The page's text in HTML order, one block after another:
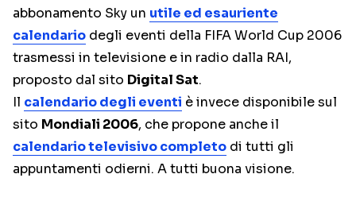
abbonamento Sky un utile ed esauriente
calendario degli eventi della FIFA World Cup 2006
trasmessi in televisione e in radio dalla RAI,
proposto dal sito Digital Sat.
Il calendario degli eventi è invece disponibile sul
sito Mondiali 2006, che propone anche il
calendario televisivo completo di tutti gli
appuntamenti odierni. A tutti buona visione.